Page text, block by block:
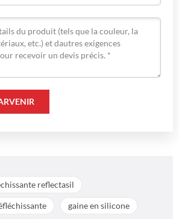
reflectasil
gaine en silicone